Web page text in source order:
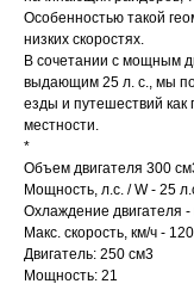
Особенностью такой
низких скоростях.
В сочетании с мощным
выдающим 25 л. с., мы
езды и путешествий как
местности.
*
Объем двигателя 300
Мощность, л.с. / W - 25
Охлаждение двигателя
Макс. скорость, км/ч - 120
Двигатель: 250 см3
Мощность: 21